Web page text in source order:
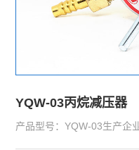
YQW-03丙烷减压器
产品型号：YQW-03生产企